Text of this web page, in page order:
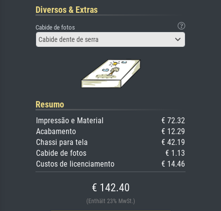
Diversos & Extras
Cabide de fotos
Cabide dente de serra
Resumo
Impressão e Material
€ 72.32
Acabamento
€ 12.29
Chassi para tela
€ 42.19
Cabide de fotos
€ 1.13
Custos de licenciamento
€ 14.46
€ 142.40
(Enthält 23% MwSt.)